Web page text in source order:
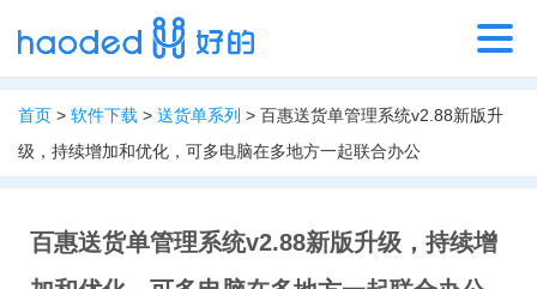
首页 > 软件下载 > 送货单系列 > 百惠送货单管理系统v2.88新版升
级，持续增加和优化，可多电脑在多地方一起联合办公
百惠送货单管理系统v2.88新版升级，持续增